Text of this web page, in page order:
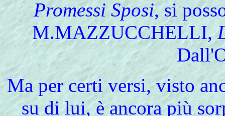
Promessi Sposi, si
M.MAZZUCCHELLI,
Maper certi versi, visto
su di lui, è ancora più